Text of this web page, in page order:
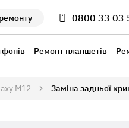
0800 33 03
Ремонт планшетів
M12 Заміна задньої